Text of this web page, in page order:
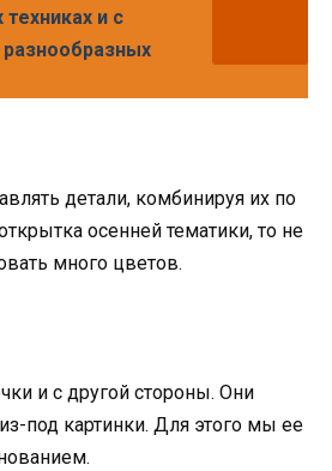
и с
детали, комбинируя их по
осенней тематики, то не
много цветов.
и с другой стороны. Они
под картинки. Для этого мы ее